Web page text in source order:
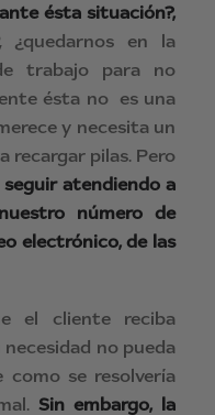
ésta situación?,
¿quedarnos en la
trabajo para no
ésta no es una
y necesita un
recargar pilas. Pero
atendiendo a
número de
electrónico, de las
el cliente reciba
no pueda
como se resolvería
Sin embargo, la